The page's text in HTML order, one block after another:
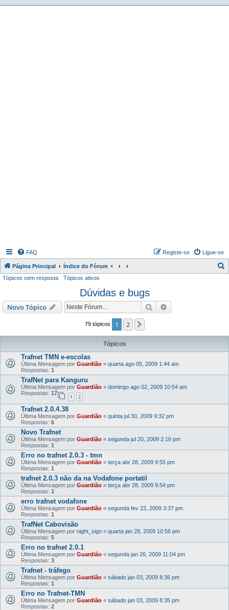
FAQ Ligue-se
Registe-se
Página Principal Índice do Fórum
a
Tópicos sem resposta Tópicos ativos
Dúvidas e bugs
Novo Tópico Pesquisar
79 tópicos 1 2
Tópicos
Trafnet TMN e-escolas
Última Mensagem por Guardião « quarta ago 05, 2009 1:44 am
Respostas: 1
TrafNet para Kanguru
Última Mensagem por Guardião « domingo ago 02, 2009 10:54 am
Respostas: 17
1 2
Trafnet 2.0.4.38
Última Mensagem por Guardião « quinta jul 30, 2009 9:32 pm
Respostas: 6
Novo Trafnet
Última Mensagem por Guardião « segunda jul 20, 2009 2:16 pm
Respostas: 1
Erro no trafnet 2.0.3 - tmn
Última Mensagem por Guardião « terça abr 28, 2009 9:55 pm
Respostas: 1
trafnet 2.0.3 não da na Vodafone portatil
Última Mensagem por Guardião « terça abr 28, 2009 9:54 pm
Respostas: 1
erro trafnet vodafone
Última Mensagem por Guardião « segunda fev 23, 2009 3:37 pm
Respostas: 1
TrafNet Cabovisão
Última Mensagem por night_sign « quarta jan 28, 2009 10:56 pm
Respostas: 5
Erro no trafnet 2.0.1
Última Mensagem por Guardião « segunda jan 26, 2009 11:04 pm
Respostas: 3
Trafnet - tráfego
Última Mensagem por Guardião « sábado jan 03, 2009 8:36 pm
Respostas: 1
Erro no Trafnet-TMN
Última Mensagem por Guardião « sábado jan 03, 2009 8:35 pm
Respostas: 2